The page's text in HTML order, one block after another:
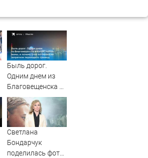
Быль дорог.
Одним днем из
Благовещенска в
Китай, лапша,
мемы, и почему
утке по-пекински
запретили
переходить
Светлана
Бондарчук
поделилась фото